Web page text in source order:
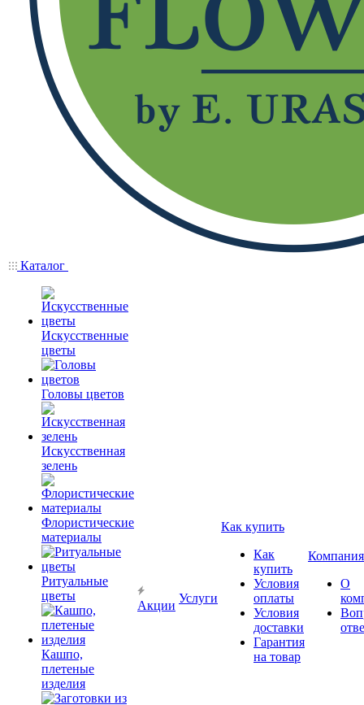
Каталог
Искусственные
цветы
Головы цветов
Искусственная
зелень
Флористические
материалы
Ритуальные
цветы
Кашпо,
плетеные
изделия
Акции
Услуги
Как купить
Как
купить
Условия
оплаты
Условия
доставки
Гарантия
на товар
Компания
О